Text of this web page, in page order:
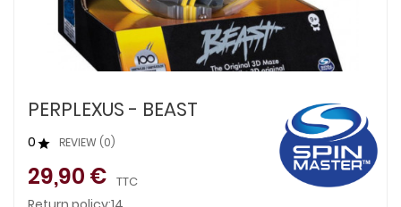
PERPLEXUS - BEAST
0 REVIEW (0)
29,90 € TTC